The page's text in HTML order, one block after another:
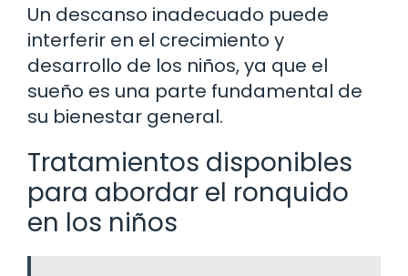
Un descanso inadecuado puede
interferir en el crecimiento y
desarrollo de los niños, ya que el
sueño es una parte fundamental de
su bienestar general.
Tratamientos disponibles
para abordar el ronquido
en los niños